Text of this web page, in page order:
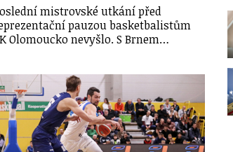
mistrovské utkání před
pauzou basketbalistům
Olomoucko nevyšlo. S Brnem…